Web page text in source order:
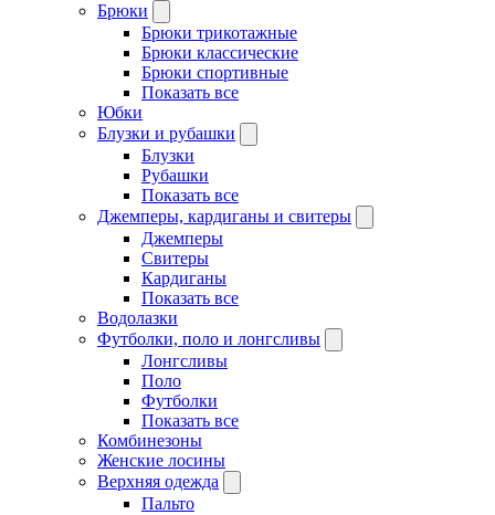
Брюки
Брюки трикотажные
Брюки классические
Брюки спортивные
Показать все
Юбки
Блузки и рубашки
Блузки
Рубашки
Показать все
Джемперы, кардиганы и свитеры
Джемперы
Свитеры
Кардиганы
Показать все
Водолазки
Футболки, поло и лонгсливы
Лонгсливы
Поло
Футболки
Показать все
Комбинезоны
Женские лосины
Верхняя одежда
Пальто